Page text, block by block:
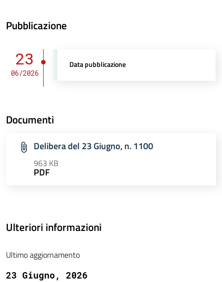
Pubblicazione
23
06/2026
Data pubblicazione
Documenti
Delibera del 23 Giugno, n. 1100
963 KB
PDF
Ulteriori informazioni
Ultimo aggiornamento
23 Giugno, 2026